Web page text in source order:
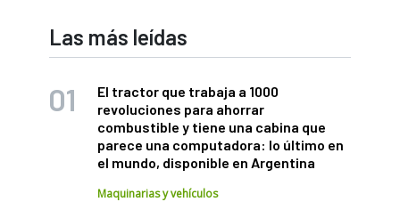
Las más leídas
El tractor que trabaja a 1000
revoluciones para ahorrar
combustible y tiene una cabina que
parece una computadora: lo último en
el mundo, disponible en Argentina
Maquinarias y vehículos